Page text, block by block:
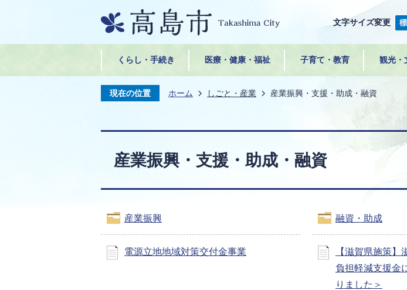
文字サイズ変更
くらし・手続き 医療・健康・福祉 子育て・教育 観光・
現在の位置 ホーム しごと・産業 産業振興・支援・助成・融資
産業振興・支援・助成・融資
産業振興 融資・助成
電源立地地域対策交付金事業
【滋賀県施策】
負担軽減支援金
りました＞